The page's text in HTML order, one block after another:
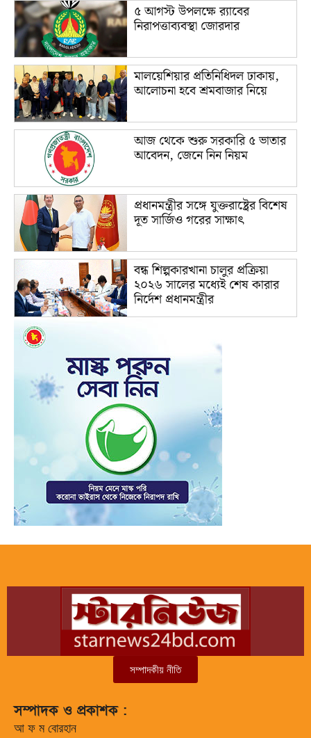
৫ আগস্ট উপলক্ষে র‌্যাবের
নিরাপত্তাব্যবস্থা জোরদার
মালয়েশিয়ার প্রতিনিধিদল ঢাকায়,
আলোচনা হবে শ্রমবাজার নিয়ে
আজ থেকে শুরু সরকারি ৫ ভাতার
আবেদন, জেনে নিন নিয়ম
প্রধানমন্ত্রীর সঙ্গে যুক্তরাষ্ট্রের বিশেষ
দূত সার্জিও গরের সাক্ষাৎ
বন্ধ শিল্পকারখানা চালুর প্রক্রিয়া
২০২৬ সালের মধ্যেই শেষ কারার
নির্দেশ প্রধানমন্ত্রীর
সম্পাদকীয় নীতি
সম্পাদক ও প্রকাশক :
আ ফ ম বোরহান